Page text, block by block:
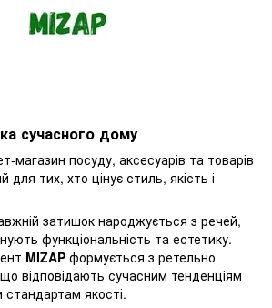
сучасного дому
магазин посуду, аксесуарів та товарів
тих, хто цінує стиль, якість і
затишок народжується з речей,
функціональність та естетику.
MIZAP формується з ретельно
що відповідають сучасним тенденціям
якості.